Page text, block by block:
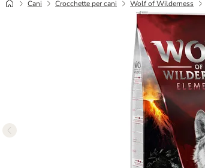
Cani Crocchette per cani Wolf of Wilderness